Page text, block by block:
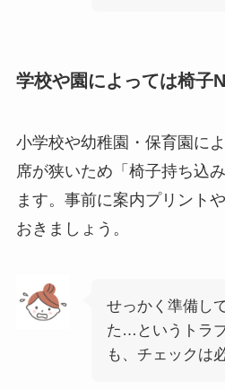
学校や園によっては椅子
小学校や幼稚園・保育園に
席が狭いため「椅子持ち込
ます。事前に案内プリント
おきましょう。
せっかく準備し
た…というトラ
も、チェックは